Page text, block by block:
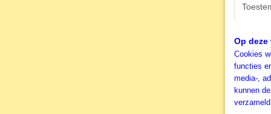
Op
Cookies
functies
media-,
kunnen